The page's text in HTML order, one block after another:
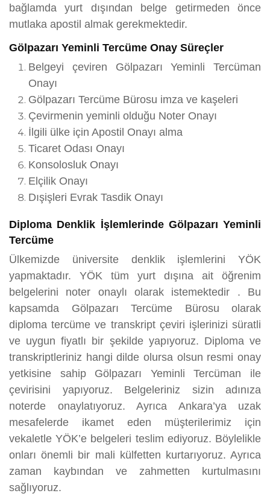
bağlamda yurt dışından belge getirmeden önce
mutlaka apostil almak gerekmektedir.
Gölpazarı Yeminli Tercüme Onay Süreçler
Belgeyi çeviren Gölpazarı Yeminli Tercüman
Onayı
Gölpazarı Tercüme Bürosu imza ve kaşeleri
Çevirmenin yeminli olduğu Noter Onayı
İlgili ülke için Apostil Onayı alma
Ticaret Odası Onayı
Konsolosluk Onayı
Elçilik Onayı
Dışişleri Evrak Tasdik Onayı
Diploma Denklik İşlemlerinde Gölpazarı Yeminli
Tercüme
Ülkemizde üniversite denklik işlemlerini YÖK
yapmaktadır. YÖK tüm yurt dışına ait öğrenim
belgelerini noter onaylı olarak istemektedir . Bu
kapsamda Gölpazarı Tercüme Bürosu olarak
diploma tercüme ve transkript çeviri işlerinizi süratli
ve uygun fiyatlı bir şekilde yapıyoruz. Diploma ve
transkriptleriniz hangi dilde olursa olsun resmi onay
yetkisine sahip Gölpazarı Yeminli Tercüman ile
çevirisini yapıyoruz. Belgeleriniz sizin adınıza
noterde onaylatıyoruz. Ayrıca Ankara’ya uzak
mesafelerde ikamet eden müşterilerimiz için
vekaletle YÖK’e belgeleri teslim ediyoruz. Böylelikle
onları önemli bir mali külfetten kurtarıyoruz. Ayrıca
zaman kaybından ve zahmetten kurtulmasını
sağlıyoruz.